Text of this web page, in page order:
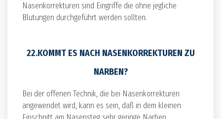
Nasenkorrekturen sind Eingriffe die ohne jegliche
Blutungen durchgeführt werden sollten.
22.KOMMT ES NACH NASENKORREKTUREN ZU
NARBEN?
Bei der offenen Technik, die bei Nasenkorrekturen
angewendet wird, kann es sein, daß in dem kleinen